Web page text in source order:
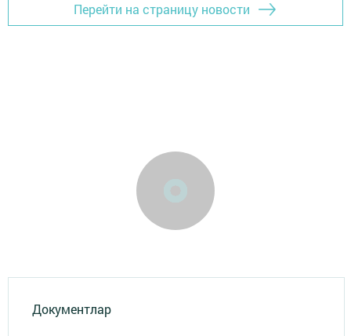
Перейти на страницу новости
Документлар